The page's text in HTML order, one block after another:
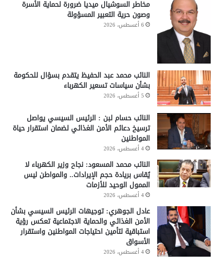
مخاطر السوشيال ميديا ضرورة لحماية الأسرة
وصون حرية التعبير المسؤولة
6 أغسطس، 2026
النائب محمد عبد الحفيظ يتقدم بسؤال للحكومة
بشأن سياسات تسعير الكهرباء
5 أغسطس، 2026
النائب حسام لبن : الرئيس السيسي يواصل
ترسيخ دعائم الأمن الغذائي لضمان استقرار حياة
المواطنين
4 أغسطس، 2026
النائب محمد المسعود: نجاح وزير الكهرباء لا
يُقاس بريادة حجم الإيرادات.. والمواطن ليس
الممول الوحيد للأزمات
4 أغسطس، 2026
عادل الجوهري: توجيهات الرئيس السيسي بشأن
الأمن الغذائي والحماية الاجتماعية تعكس رؤية
استباقية لتأمين احتياجات المواطنين واستقرار
الأسواق
4 أغسطس، 2026